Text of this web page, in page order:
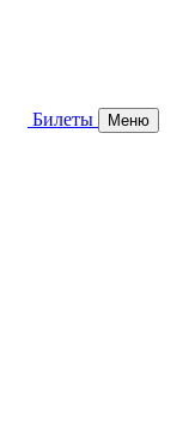
Билеты Меню